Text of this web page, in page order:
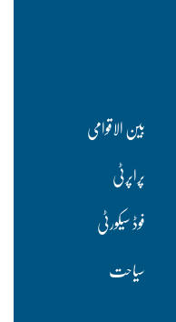
بین الاقوامی
پراپرٹی
فوڈ سیکورٹی
سیاحت